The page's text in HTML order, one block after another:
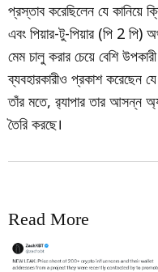
প্রস্তাব করেছিলেন যে কানিয়ে
এবং পিয়ার-টু-পিয়ার (পি 2 পি)
মেম চালু করার চেয়ে বেশি
ব্যবহারকারীও প্রকাশ করেছেন
তাঁর মতে, র‌্যাপার তার আসন্ন
তৈরি করছে।
Read More